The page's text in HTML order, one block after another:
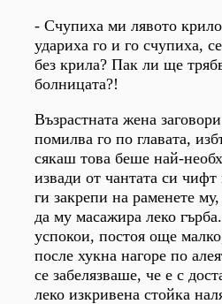
- Счупиха ми лявото
удариха го и го счупиха,
без крила? Пак ли ще
болницата?!
Възрастната жена
помилва го по главата,
сякаш това беше най-
извади от чантата си
ги закрепи на раменете
да му масажира леко
успокои, постоя още
после хукна нагоре по
се забелязваше, че е с
леко изкривена стойка